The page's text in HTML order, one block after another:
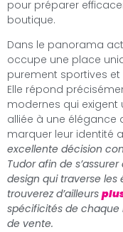
pour préparer
boutique.
Dans le panorama
occupe une place
purement sportives
Elle répond
modernes qui
alliée à une élégance
marquer leur identité
excellente décision
Tudor afin de
design qui traverse les
trouverez d’ailleurs
spécificités de
de vente.